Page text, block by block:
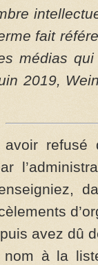
fait
médias
2019,
refusé
avez dû
nom à la